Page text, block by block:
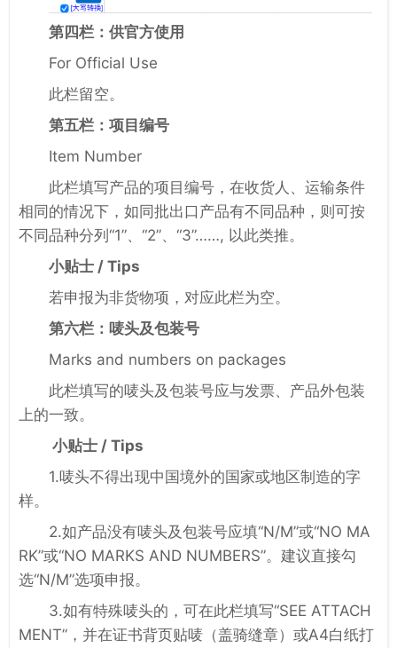
第四栏：供官方使用
For Official Use
此栏留空。
第五栏：项目编号
Item Number
此栏填写产品的项目编号，在收货人、运输条件
相同的情况下，如同批出口产品有不同品种，则可按
不同品种分列“1”、“2”、“3”……, 以此类推。
小贴士 / Tips
若申报为非货物项，对应此栏为空。
第六栏：唛头及包装号
Marks and numbers on packages
此栏填写的唛头及包装号应与发票、产品外包装
上的一致。
小贴士 / Tips
1.唛头不得出现中国境外的国家或地区制造的字
样。
2.如产品没有唛头及包装号应填“N/M”或“NO MA
RK”或“NO MARKS AND NUMBERS”。建议直接勾
选“N/M”选项申报。
3.如有特殊唛头的，可在此栏填写“SEE ATTACH
MENT”，并在证书背页贴唛（盖骑缝章）或A4白纸打